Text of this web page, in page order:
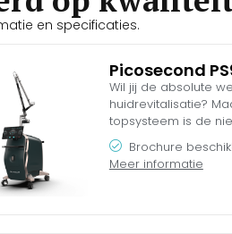
en specificaties.
Picosecond
Wil jij de absolute
huidrevitalisatie?
topsysteem is de
gigantisch
pulsen van exact
worden inktdeeltjes
Meer informatie
Brochure